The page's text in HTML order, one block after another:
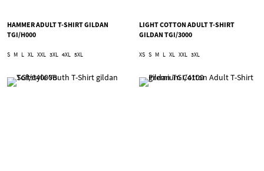
HAMMER ADULT T-SHIRT GILDAN
TGI/H000
S M L XL XXL 3XL 4XL 5XL
LIGHT COTTON ADULT T-SHIRT
GILDAN TGI/3000
XS S M L XL XXL 3XL